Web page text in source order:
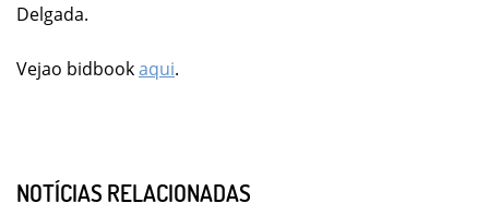
Delgada.
Vejao bidbookaqui.
NOTÍCIAS RELACIONADAS